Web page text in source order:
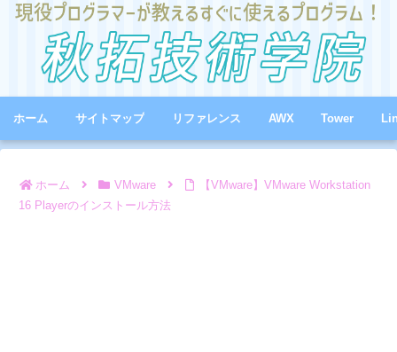
ホーム サイトマップ リファレンス AWX Tower
ホーム VMware
【VMware】VMware Workstation
16 Playerのインストール方法